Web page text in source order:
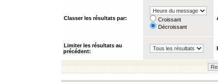
Classer les résultats par:
Croissant
Décroissant
Limiter les résultats au
précédent: